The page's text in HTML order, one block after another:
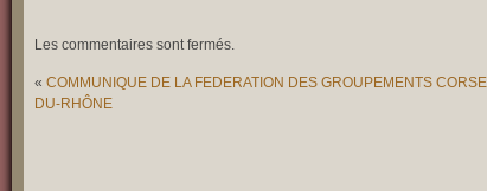
Les commentaires sont fermés.
« COMMUNIQUE DE LA FEDERATION DES GROUPEMENTS
DU-RHÔNE